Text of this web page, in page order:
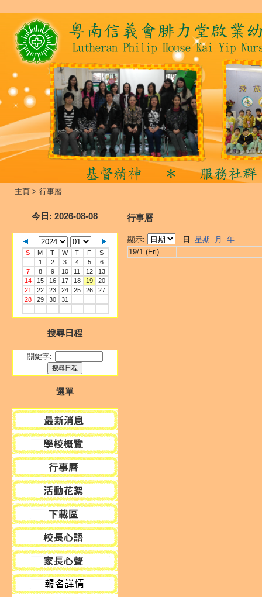
主頁 > 行事曆
今日 : 2026-08-08
S M T W T F
S
1
2 3 4 5
6
7
8 9 10 11 12
13
14
15 16 17 18 19
20
21
22 23 24 25 26
27
28
29 30 31
搜尋日程
關鍵字:
選單
行事曆
顯示: 日 星期 月
年
19/1 (Fri)